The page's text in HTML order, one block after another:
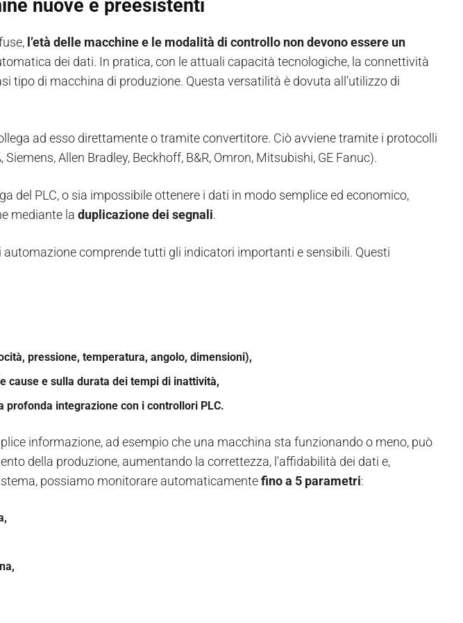
nuove e preesistenti
l’età delle macchine e le modalità di controllo non devono essere un
dei dati. In pratica, con le attuali capacità tecnologiche, la connettività
tipo di macchina di produzione. Questa versatilità è dovuta all’utilizzo di
ad esso direttamente o tramite convertitore. Ciò avviene tramite i protocolli
Allen Bradley, Beckhoff, B&R, Omron, Mitsubishi, GE Fanuc).
del PLC, o sia impossibile ottenere i dati in modo semplice ed economico,
mediante la duplicazione dei segnali.
comprende tutti gli indicatori importanti e sensibili. Questi
pressione, temperatura, angolo, dimensioni),
cause e sulla durata dei tempi di inattività,
integrazione con i controllori PLC.
informazione, ad esempio che una macchina sta funzionando o meno, può
della produzione, aumentando la correttezza, l'affidabilità dei dati e,
possiamo monitorare automaticamentefino a 5 parametri: